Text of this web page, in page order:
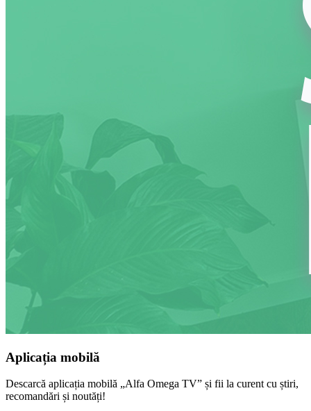
Aplicația mobilă
Descarcă aplicația mobilă „Alfa Omega TV” și fii la curent cu știri,
recomandări și noutăți!